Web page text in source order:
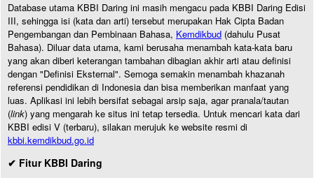
Database utama KBBI Daring ini masih mengacu pada KBBI Daring Edisi
III, sehingga isi (kata dan arti) tersebut merupakan Hak Cipta Badan
Pengembangan dan Pembinaan Bahasa, Kemdikbud (dahulu Pusat
Bahasa). Diluar data utama, kami berusaha menambah kata-kata baru
yang akan diberi keterangan tambahan dibagian akhir arti atau definisi
dengan "Definisi Eksternal". Semoga semakin menambah khazanah
referensi pendidikan di Indonesia dan bisa memberikan manfaat yang
luas. Aplikasi ini lebih bersifat sebagai arsip saja, agar pranala/tautan
(link) yang mengarah ke situs ini tetap tersedia. Untuk mencari kata dari
KBBI edisi V (terbaru), silakan merujuk ke website resmi di
kbbi.kemdikbud.go.id
✔ Fitur KBBI Daring